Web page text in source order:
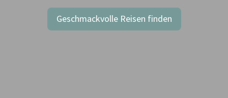
Geschmackvolle Reisen finden